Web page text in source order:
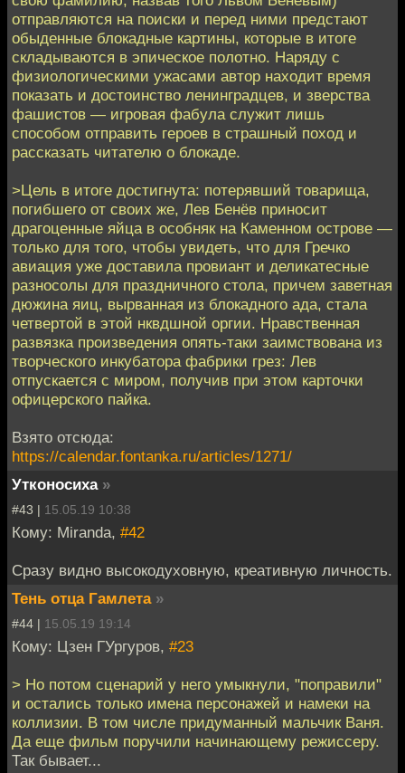
отправляются на поиски и перед ними предстают
обыденные блокадные картины, которые в итоге
складываются в эпическое полотно. Наряду с
физиологическими ужасами автор находит время
показать и достоинство ленинградцев, и зверства
фашистов — игровая фабула служит лишь
способом отправить героев в страшный поход и
рассказать читателю о блокаде.
>Цель в итоге достигнута: потерявший товарища,
погибшего от своих же, Лев Бенёв приносит
драгоценные яйца в особняк на Каменном острове —
только для того, чтобы увидеть, что для Гречко
авиация уже доставила провиант и деликатесные
разносолы для праздничного стола, причем заветная
дюжина яиц, вырванная из блокадного ада, стала
четвертой в этой нквдшной оргии. Нравственная
развязка произведения опять-таки заимствована из
творческого инкубатора фабрики грез: Лев
отпускается с миром, получив при этом карточки
офицерского пайка.
Взято отсюда:
https://calendar.fontanka.ru/articles/1271/
Утконосиха »
#43 | 15.05.19 10:38
Кому: Miranda, #42
Сразу видно высокодуховную, креативную личность.
Тень отца Гамлета »
#44 | 15.05.19 19:14
Кому: Цзен ГУргуров, #23
> Но потом сценарий у него умыкнули, "поправили"
и остались только имена персонажей и намеки на
коллизии. В том числе придуманный мальчик Ваня.
Да еще фильм поручили начинающему режиссеру.
Так бывает...